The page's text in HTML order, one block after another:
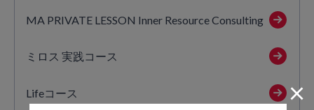
MA PRIVATE LESSON Inner Resource Consulting
ミロス 実践コース
Lifeコース ×